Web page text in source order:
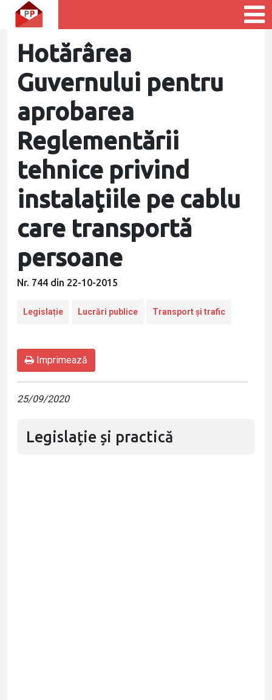
Hotărârea
Guvernului pentru
aprobarea
Reglementării
tehnice privind
instalaţiile pe cablu
care transportă
persoane
Nr. 744 din 22-10-2015
Legislație Lucrări publice Transport și trafic
Imprimează
25/09/2020
Legislație și practică